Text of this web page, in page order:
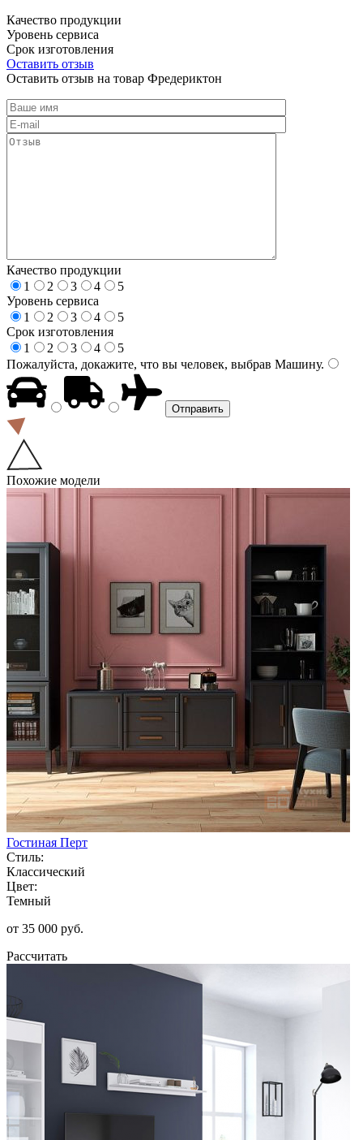
Качество продукции
Уровень сервиса
Срок изготовления
Оставить отзыв
Оставить отзыв на товар Фредериктон
Качество продукции
1
2 3 4
5
Уровень сервиса
1
2 3 4
5
Срок изготовления
1
2 3 4
5
Пожалуйста, докажите, что вы человек, выбрав Машину.
Похожие модели
Гостиная Перт
Стиль:
Классический
Цвет:
Темный
от 35 000 руб.
Рассчитать